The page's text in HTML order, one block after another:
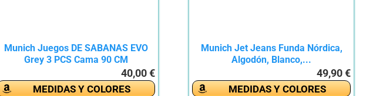
Munich Juegos DE SABANAS EVO
Grey 3 PCS Cama 90 CM
40,00 €
MEDIDAS Y COLORES
Munich Jet Jeans Funda Nórdica,
Algodón, Blanco,...
49,90 €
MEDIDAS Y COLORES